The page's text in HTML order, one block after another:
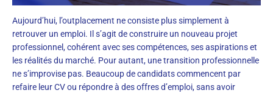
Aujourd’hui, l’outplacement ne consiste plus simplement à
retrouver un emploi. Il s’agit de construire un nouveau projet
professionnel, cohérent avec ses compétences, ses aspirations et
les réalités du marché. Pour autant, une transition professionnelle
ne s’improvise pas. Beaucoup de candidats commencent par
refaire leur CV ou répondre à des offres d’emploi, sans avoir